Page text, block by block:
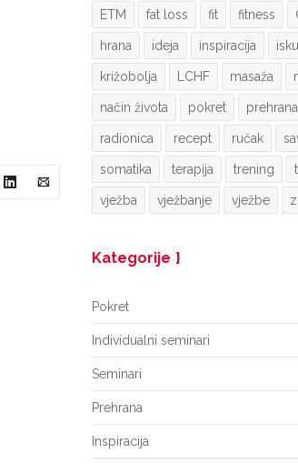
ETM fat loss fit fitness
hrana ideja inspiracija
križobolja LCHF masaža
način života pokret prehrana
radionica recept ručak
somatika terapija trening
vježba vježbanje vježbe
Kategorije
Pokret
Individualni seminari
Seminari
Prehrana
Inspiracija